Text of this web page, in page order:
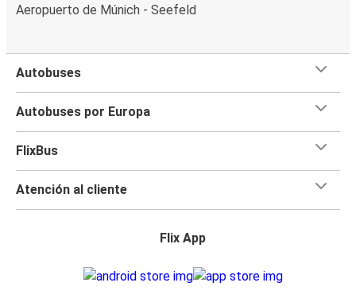
Aeropuerto de Múnich - Seefeld
Autobuses
Autobuses por Europa
FlixBus
Atención al cliente
Flix App